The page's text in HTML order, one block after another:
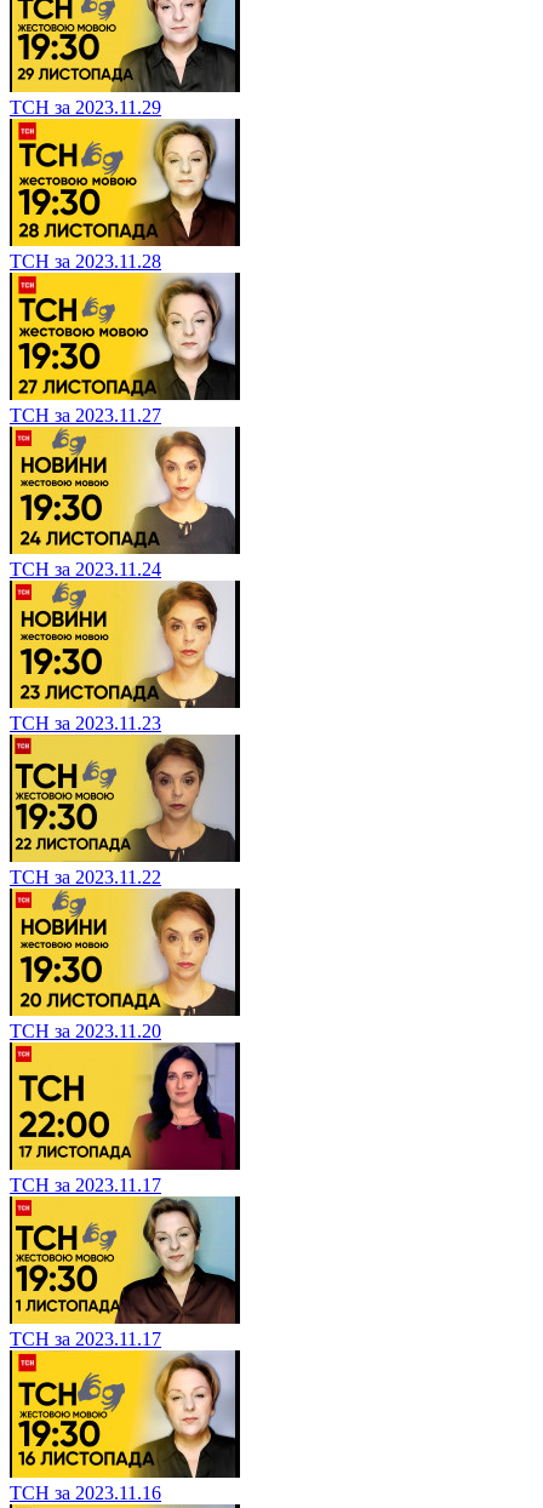
ТСН за 2023.11.29
ТСН за 2023.11.28
ТСН за 2023.11.27
ТСН за 2023.11.24
ТСН за 2023.11.23
ТСН за 2023.11.22
ТСН за 2023.11.20
ТСН за 2023.11.17
ТСН за 2023.11.17
ТСН за 2023.11.16